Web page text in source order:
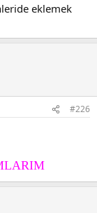
eklemek
#226